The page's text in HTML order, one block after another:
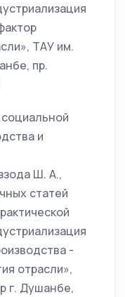
ТАУ им.
пр.
и
Ш. А.,
статей
-
отрасли»,
г. Душанбе,